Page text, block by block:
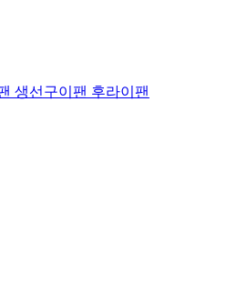
생선구이팬 후라이팬